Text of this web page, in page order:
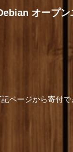
オープン
ページから寄付で